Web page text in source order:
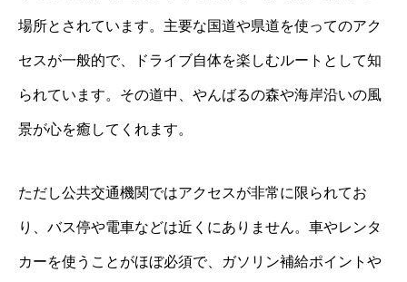
場所とされています。主要な国道や県道を使ってのアク
セスが一般的で、ドライブ自体を楽しむルートとして知
られています。その道中、やんばるの森や海岸沿いの風
景が心を癒してくれます。
ただし公共交通機関ではアクセスが非常に限られてお
り、バス停や電車などは近くにありません。車やレンタ
カーを使うことがほぼ必須で、ガソリン補給ポイントや